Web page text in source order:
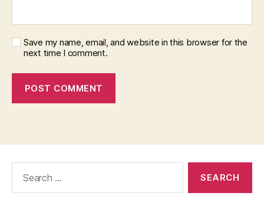
Save my name, email, and website in this browser for the
next time I comment.